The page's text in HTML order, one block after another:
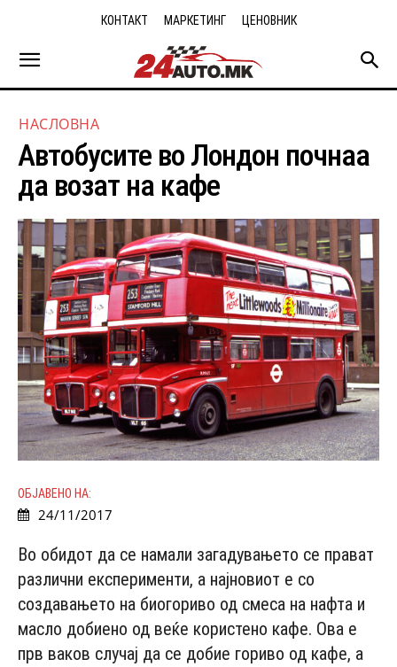
КОНТАКТ МАРКЕТИНГ ЦЕНОВНИК
НАСЛОВНА
Автобусите во Лондон почнаа
да возат на кафе
ОБЈАВЕНО НА:
24/11/2017
Во обидот да се намали загадувањето се прават
различни експерименти, а најновиот е со
создавањето на биогориво од смеса на нафта и
масло добиено од веќе користено кафе. Ова е
прв ваков случај да се добие гориво од кафе, а